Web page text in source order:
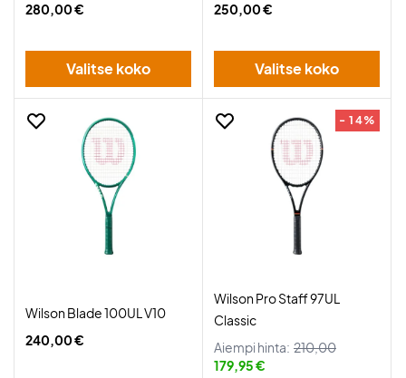
280,00 €
Valitse koko
250,00 €
Valitse koko
Wilson Blade 100UL V10
240,00 €
- 14%
Wilson Pro Staff 97UL
Classic
Aiempi hinta: 210,00
179,95 €